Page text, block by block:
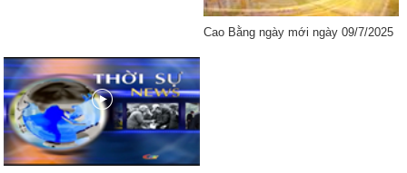
Cao Bằng ngày mới ngày 09/7/2025